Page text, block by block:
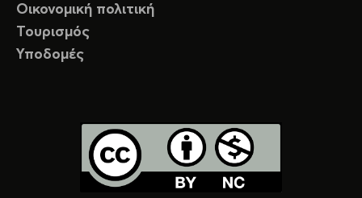
Οικονομική πολιτική
Τουρισμός
Υποδομές